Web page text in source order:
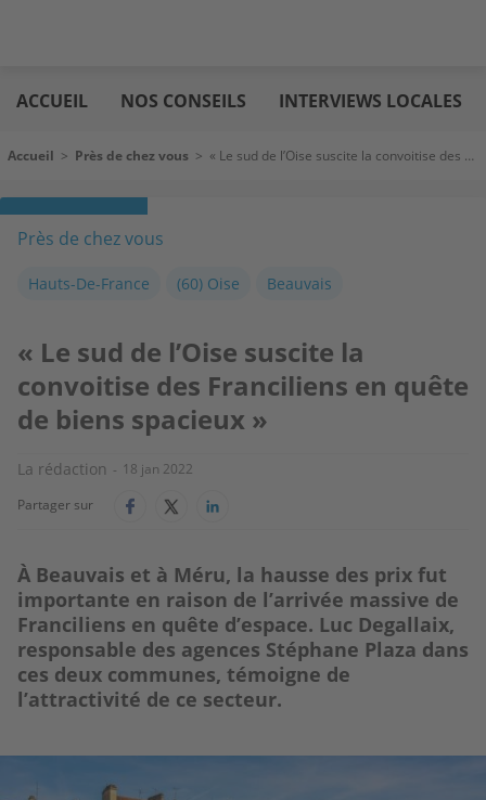
au
contenu
immo
ACCUEIL NOS CONSEILS INTERVIEWS LOCALES
Fil d'Ariane
Accueil > Près de chez vous > « Le sud de l’Oise suscite la convoitise des Franciliens en quête de biens spacieux »
Près de chez vous
Hauts-De-France (60) Oise Beauvais
« Le sud de l’Oise suscite la
convoitise des Franciliens en quête
de biens spacieux »
La rédaction
18 jan 2022
Partager sur
À Beauvais et à Méru, la hausse des prix fut
importante en raison de l’arrivée massive de
Franciliens en quête d’espace. Luc Degallaix,
responsable des agences Stéphane Plaza dans
ces deux communes, témoigne de
l’attractivité de ce secteur.